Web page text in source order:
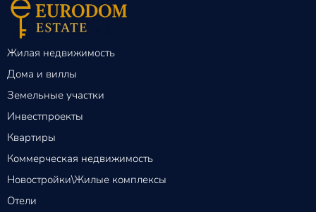
Жилая недвижимость
Дома и виллы
Земельные участки
Инвестпроекты
Квартиры
Коммерческая недвижимость
Новостройки\Жилые комплексы
Отели